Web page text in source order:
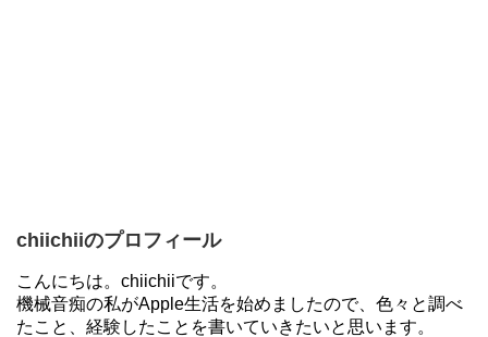
chiichiiのプロフィール
こんにちは。chiichiiです。
機械音痴の私がApple生活を始めましたので、色々と調べ
たこと、経験したことを書いていきたいと思います。